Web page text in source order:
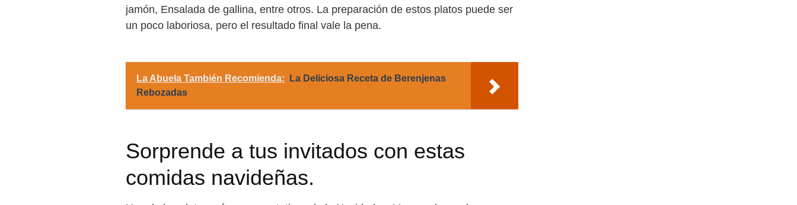
jamón, Ensalada de gallina, entre otros. La preparación de estos platos puede ser
un poco laboriosa, pero el resultado final vale la pena.
La Abuela También Recomienda:
La Deliciosa Receta de Berenjenas
Rebozadas
Sorprende a tus invitados con estas
comidas navideñas.